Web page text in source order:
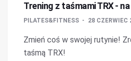
Trening z taśmami TRX -
PILATES&FITNESS 28 CZERWIEC
Zmień coś w swojej rutynie!
taśmą TRX!